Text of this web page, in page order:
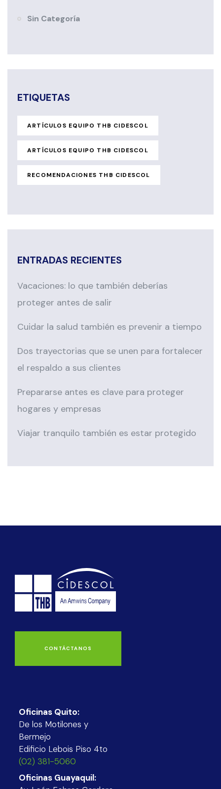
Sin Categoría
ETIQUETAS
ARTÍCULOS EQUIPO THB CIDESCOL
ARTÍCULOS EQUIPO THB CIDESCOL
RECOMENDACIONES THB CIDESCOL
ENTRADAS RECIENTES
Vacaciones: lo que también deberías
proteger antes de salir
Cuidar la salud también es prevenir a tiempo
Dos trayectorias que se unen para fortalecer
el respaldo a sus clientes
Prepararse antes es clave para proteger
hogares y empresas
Viajar tranquilo también es estar protegido
CONTÁCTANOS
Oficinas Quito:
De los Motilones y
Bermejo
Edificio Lebois Piso 4to
(02) 381-5060
Oficinas Guayaquil: